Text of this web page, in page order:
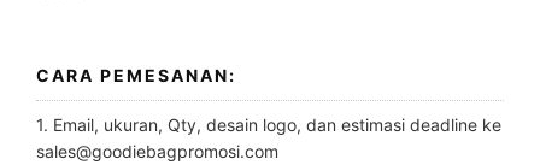
CARA PEMESANAN:
1. Email, ukuran, Qty, desain logo, dan estimasi deadline ke
sales@goodiebagpromosi.com